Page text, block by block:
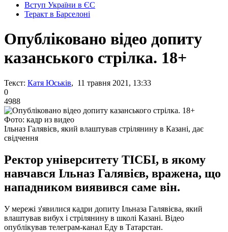
Вступ України в ЄС
Теракт в Барселоні
Опубліковано відео допиту
казанського стрілка. 18+
Текст: Катя Юськів, 11 травня 2021, 13:33
0
4988
Фото: кадр из видео
Ільназ Галявієв, який влаштував стрілянину в Казані, дає
свідчення
Ректор університету ТІСБІ, в якому
навчався Ільназ Галявієв, вражена, що
нападником виявився саме він.
У мережі з'явилися кадри допиту Ільназа Галявієва, який
влаштував вибух і стрілянину в школі Казані. Відео
опублікував телеграм-канал Еду в Татарстан.